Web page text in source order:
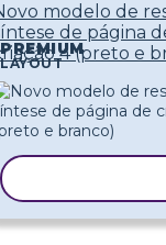
modelo de
de página
4 (preto e
PREMIUM
LAYOUT